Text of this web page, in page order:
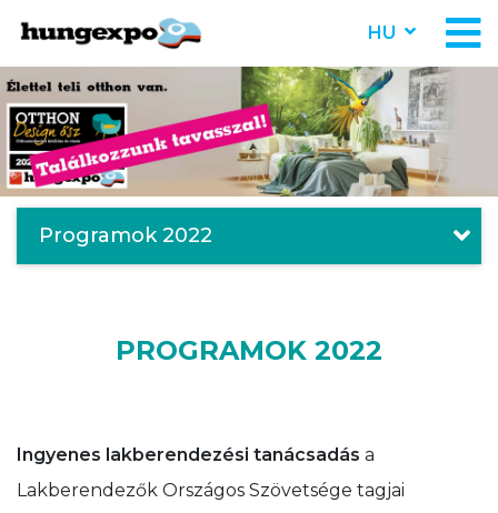
HU
Programok 2022
PROGRAMOK 2022
Ingyenes lakberendezési tanácsadás a
Lakberendezők Országos Szövetsége tagjai